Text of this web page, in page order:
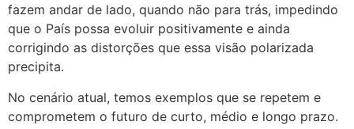
fazem andar de lado, quando não para trás, impedindo
que o País possa evoluir positivamente e ainda
corrigindo as distorções que essa visão polarizada
precipita.
No cenário atual, temos exemplos que se repetem e
comprometem o futuro de curto, médio e longo prazo.